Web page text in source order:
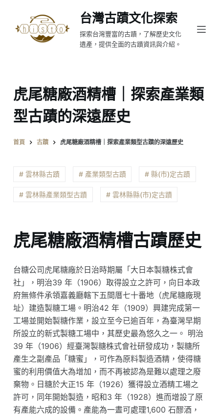
至
台灣古蹟文化探索
探索台灣豐富的古蹟，了解歷史文化
遺產，提供全面的古蹟資訊與介紹。
虎尾糖廠酒精槽｜探索產業類
型古蹟的深遠歷史
首頁 古蹟 虎尾糖廠酒精槽｜探索產業類型古蹟的深遠歷史
# 雲林縣古蹟 # 產業類型古蹟 # 縣(市)定古蹟
# 雲林縣產業類型古蹟 # 雲林縣縣(市)定古蹟
虎尾糖廠酒精槽古蹟歷史
台糖公司虎尾糖廠於日治時期屬「大日本製糖株式會
社」，明治39 年（1906）取得設立之許可，向日本政
府無條件承領嘉義廳轄下五間厝七十番地（虎尾糖廠現
址）建造製糖工場。明治42 年（1909）興建完成第一
工場並開始製糖作業，設立至今已逾百年，為臺灣早期
所設立的新式製糖工場中，其歷史最為悠久之一。 明治
39 年（1906）經臺灣製糖株式會社研發成功，製糖所
產生之副產品「糖蜜」，可作為原料製造酒精，使得糖
蜜的利用價值大為增加，而不再被認為是難以處理之廢
棄物。日糖於大正15 年（1926）獲得設立酒精工場之
許可，同年開始製造，昭和3 年（1928）進而增設了原
有產能六成的設備。產能為一晝可處理1,600 石醪酒，